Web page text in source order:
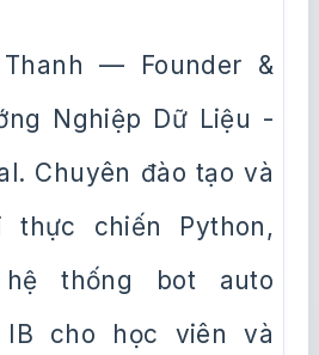
— Founder &
Nghiệp Dữ Liệu -
Chuyên đào tạo và
thực chiến Python,
thống bot auto
cho học viên và